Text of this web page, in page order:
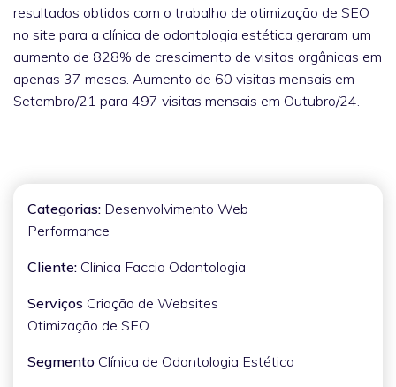
resultados obtidos com o trabalho de otimização de SEO
no site para a clínica de odontologia estética geraram um
aumento de 828% de crescimento de visitas orgânicas em
apenas 37 meses. Aumento de 60 visitas mensais em
Setembro/21 para 497 visitas mensais em Outubro/24.
Categorias: Desenvolvimento Web
Performance
Cliente: Clínica Faccia Odontologia
Serviços Criação de Websites
Otimização de SEO
Segmento Clínica de Odontologia Estética